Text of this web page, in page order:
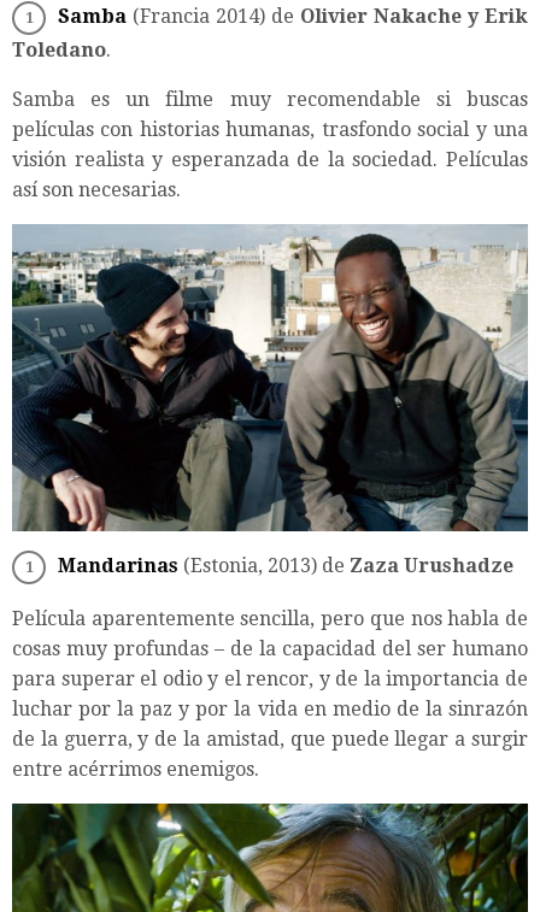
Samba (Francia 2014) de Olivier Nakache y Erik
Toledano.
Samba es un filme muy recomendable si buscas
películas con historias humanas, trasfondo social y una
visión realista y esperanzada de la sociedad. Películas
así son necesarias.
Mandarinas (Estonia, 2013) de Zaza Urushadze
Película aparentemente sencilla, pero que nos habla de
cosas muy profundas – de la capacidad del ser humano
para superar el odio y el rencor, y de la importancia de
luchar por la paz y por la vida en medio de la sinrazón
de la guerra, y de la amistad, que puede llegar a surgir
entre acérrimos enemigos.